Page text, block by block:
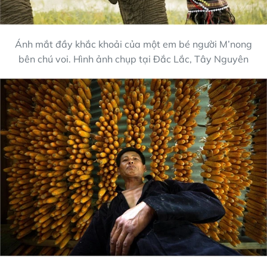
Ánh mắt đầy khắc khoải của một em bé người M’nong
bên chú voi. Hình ảnh chụp tại Đắc Lắc, Tây Nguyên